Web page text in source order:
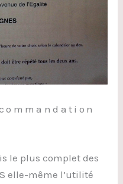
le plus complet des
elle-même l’utilité